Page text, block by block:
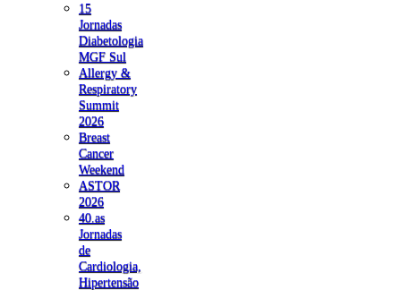
15
Jornadas
Diabetologia
MGF Sul
Allergy &
Respiratory
Summit
2026
Breast
Cancer
Weekend
ASTOR
2026
40.as
Jornadas
de
Cardiologia,
Hipertensão